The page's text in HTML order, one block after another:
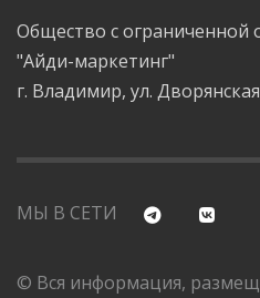
Общество с ограниченной
"Айди-маркетинг"
г. Владимир, ул.
МЫ В СЕТИ
© Вся информация,